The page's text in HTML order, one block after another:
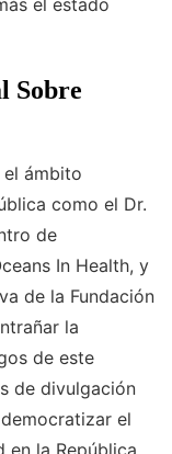
el estado
Sobre
el ámbito
como el Dr.
de
In Health, y
de la Fundación
la
de este
de divulgación
el
la República